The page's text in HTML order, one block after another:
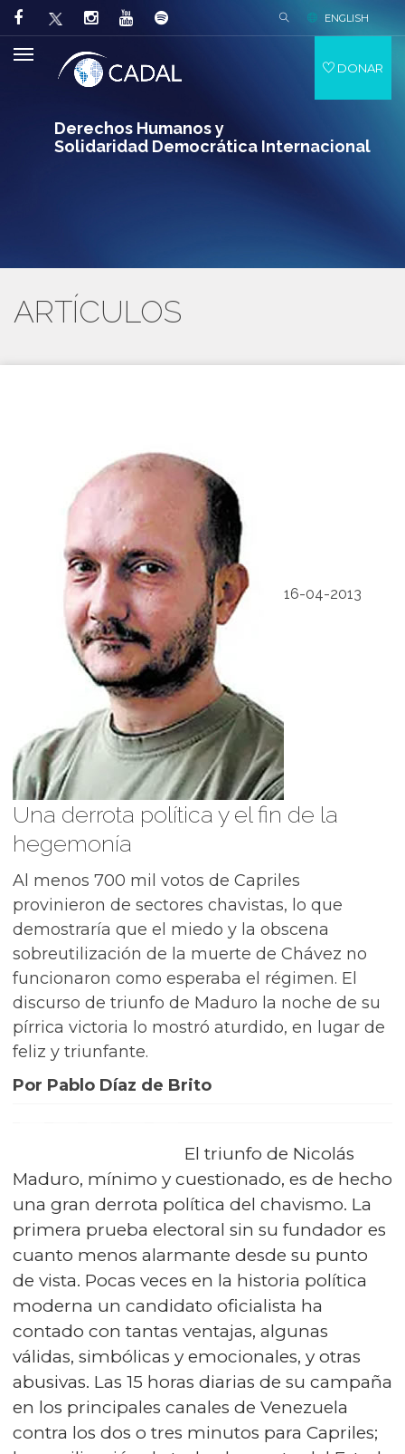
Derechos Humanos y
Solidaridad Democrática Internacional
ENGLISH
DONAR
ARTÍCULOS
16-04-2013
Una derrota política y el fin de la
hegemonía
Al menos 700 mil votos de Capriles
provinieron de sectores chavistas, lo que
demostraría que el miedo y la obscena
sobreutilización de la muerte de Chávez no
funcionaron como esperaba el régimen. El
discurso de triunfo de Maduro la noche de su
pírrica victoria lo mostró aturdido, en lugar de
feliz y triunfante.
Por Pablo Díaz de Brito
El triunfo de Nicolás
Maduro, mínimo y cuestionado, es de hecho
una gran derrota política del chavismo. La
primera prueba electoral sin su fundador es
cuanto menos alarmante desde su punto
de vista. Pocas veces en la historia política
moderna un candidato oficialista ha
contado con tantas ventajas, algunas
válidas, simbólicas y emocionales, y otras
abusivas. Las 15 horas diarias de su campaña
en los principales canales de Venezuela
contra los dos o tres minutos para Capriles;